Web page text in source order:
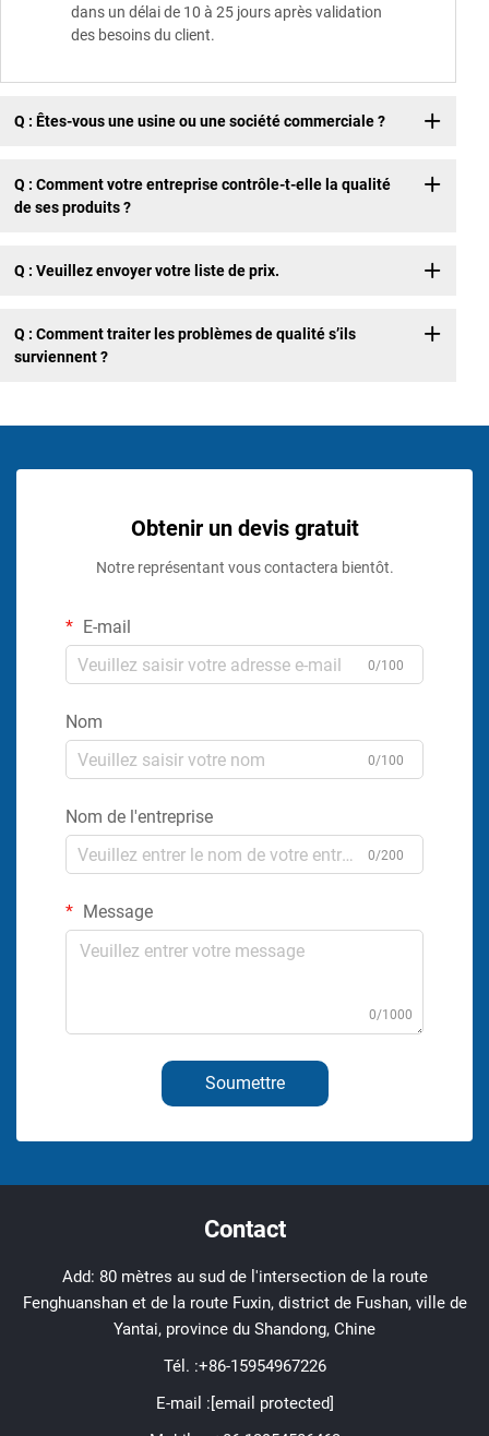
dans un délai de 10 à 25 jours après validation
des besoins du client.
Q : Êtes-vous une usine ou une société commerciale ?
Q : Comment votre entreprise contrôle-t-elle la qualité
de ses produits ?
Q : Veuillez envoyer votre liste de prix.
Q : Comment traiter les problèmes de qualité s’ils
surviennent ?
Obtenir un devis gratuit
Notre représentant vous contactera bientôt.
E-mail
0/100
Nom
0/100
Nom de l'entreprise
0/200
Message
0/1000
Soumettre
Contact
Add: 80 mètres au sud de l'intersection de la route
Fenghuanshan et de la route Fuxin, district de Fushan, ville de
Yantai, province du Shandong, Chine
Tél. :+86-15954967226
E-mail : [email protected]